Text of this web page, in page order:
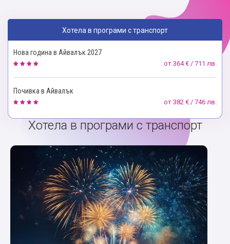
Хотела в програми с транспорт
Нова година в Айвалък 2027
от 364 € / 711 лв.
Почивка в Айвалък
от 382 € / 746 лв.
Хотела в програми с транспорт